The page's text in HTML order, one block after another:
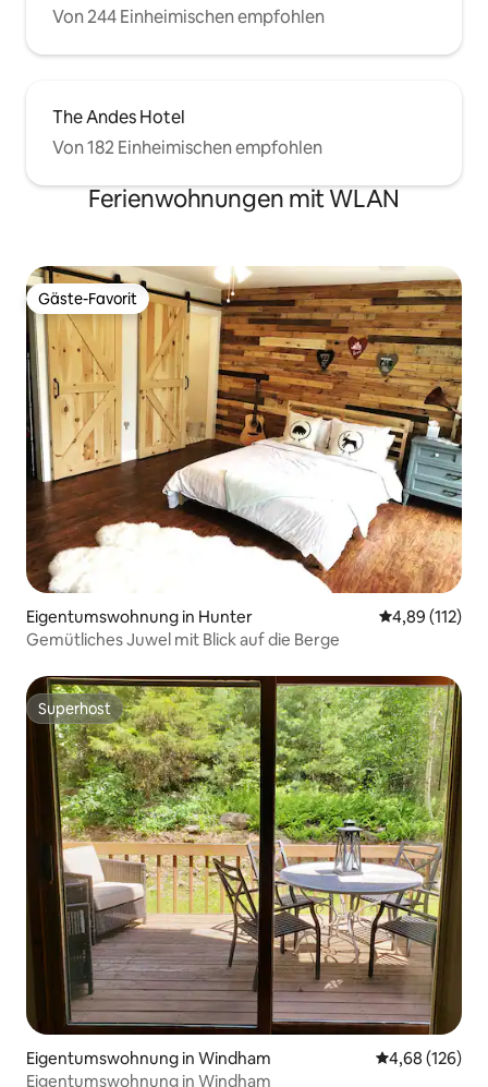
Von 244 Einheimischen empfohlen
The Andes Hotel
Von 182 Einheimischen empfohlen
Ferienwohnungen mit WLAN
Gäste-Favorit
Gäste-Favorit
Eigentumswohnung in Hunter
4,89 (112)
Gemütliches Juwel mit Blick auf die Berge
Superhost
Superhost
Eigentumswohnung in Windham
4,68 (126)
Eigentumswohnung in Windham